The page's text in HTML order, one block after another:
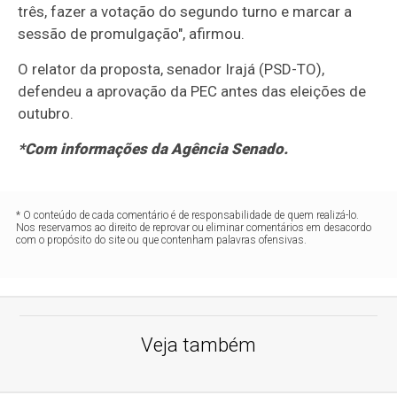
três, fazer a votação do segundo turno e marcar a
sessão de promulgação", afirmou.
O relator da proposta, senador Irajá (PSD-TO),
defendeu a aprovação da PEC antes das eleições de
outubro.
*Com informações da Agência Senado.
* O conteúdo de cada comentário é de responsabilidade de quem realizá-lo.
Nos reservamos ao direito de reprovar ou eliminar comentários em desacordo
com o propósito do site ou que contenham palavras ofensivas.
Veja também